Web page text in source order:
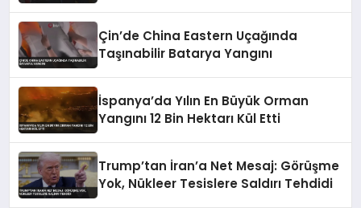
Çin’de China Eastern Uçağında
Taşınabilir Batarya Yangını
İspanya’da Yılın En Büyük Orman
Yangını 12 Bin Hektarı Kül Etti
Trump’tan İran’a Net Mesaj: Görüşme
Yok, Nükleer Tesislere Saldırı Tehdidi